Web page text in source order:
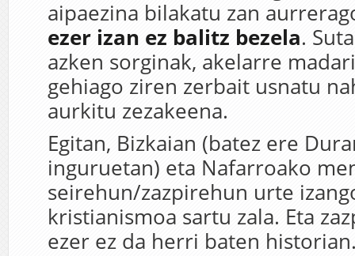
aipaezina bilakatu zan
ezer izan ez balitz bezela.
azken sorginak, akelarre
gehiago ziren zerbait usnatu
aurkitu zezakeena.
Egitan, Bizkaian (batez ere
inguruetan) eta Nafarroako
seirehun/zazpirehun urte
kristianismoa sartu zala. Eta
ezer ez da herri baten